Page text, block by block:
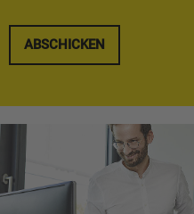
ABSCHICKEN